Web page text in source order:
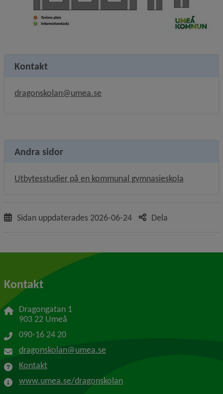
Kontakt
dragonskolan@umea.se
Andra sidor
Utbytesstudier på en kommunal gymnasieskola
Sidan uppdaterades 2026-06-24 Dela
Kontakt
Dragongatan 1
903 22 Umeå
090-16 24 20
dragonskolan@umea.se
Kontakt
www.umea.se/dragonskolan